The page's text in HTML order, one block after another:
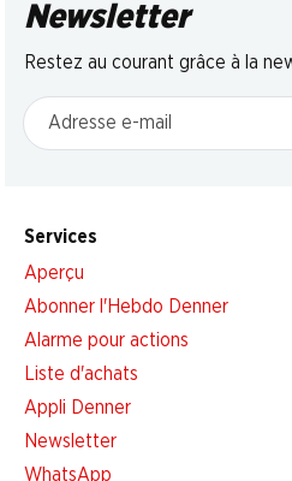
Newsletter
Restez au courant grâce à la
Adresse e-mail
Services
Aperçu
Abonner l'Hebdo Denner
Alarme pour actions
Liste d'achats
Appli Denner
Newsletter
WhatsApp